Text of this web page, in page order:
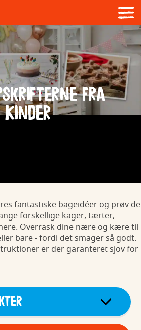
fra
Kinder
fantastiske bageidéer og prøv de
forskellige kager, tærter,
Overrask dine nære og kære til
bare - fordi det smager så godt.
er der garanteret sjov for